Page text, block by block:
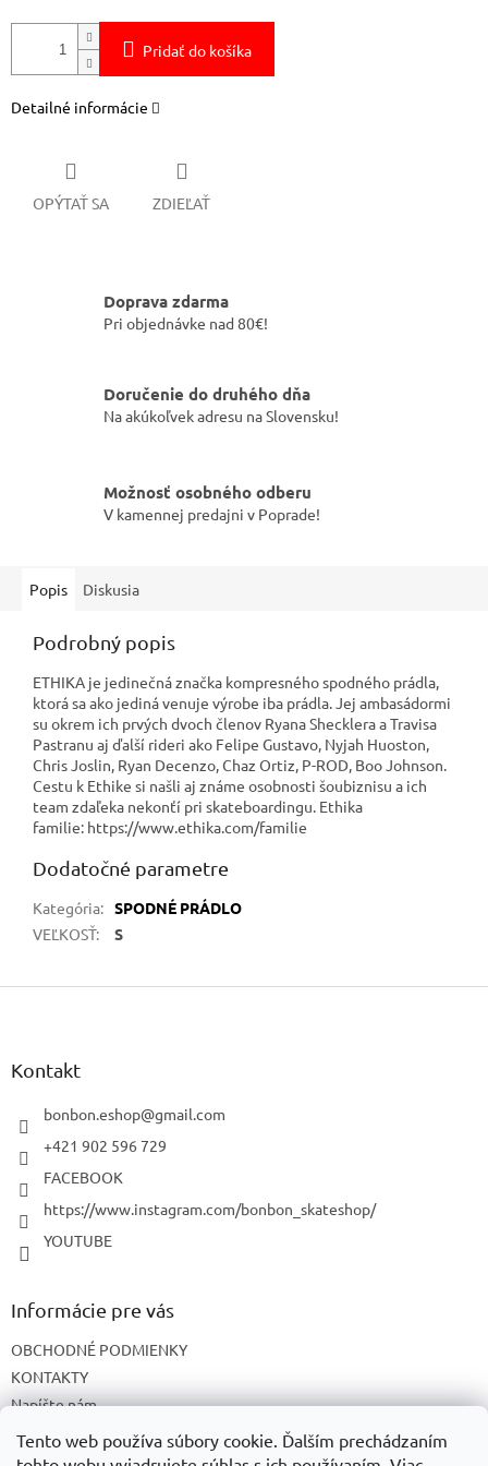
Tento web používa súbory cookie. Ďalším prechádzaním
Pridať do košíka
Detailné informácie
OPÝTAŤ SA ZDIEĽAŤ
Doprava zdarma
Pri objednávke nad 80€!
Doručenie do druhého dňa
Na akúkoľvek adresu na Slovensku!
Možnosť osobného odberu
V kamennej predajni v Poprade!
Popis Diskusia
Podrobný popis
ETHIKA je jedinečná značka kompresného spodného prádla,
ktorá sa ako jediná venuje výrobe iba prádla. Jej ambasádormi
su okrem ich prvých dvoch členov Ryana Shecklera a Travisa
Pastranu aj ďalší rideri ako Felipe Gustavo, Nyjah Huoston,
Chris Joslin, Ryan Decenzo, Chaz Ortiz, P-ROD, Boo Johnson.
Cestu k Ethike si našli aj známe osobnosti šoubiznisu a ich
team zdaľeka nekonťí pri skateboardingu. Ethika
familie: https://www.ethika.com/familie
Dodatočné parametre
Kategória: SPODNÉ PRÁDLO
VEĽKOSŤ: S
Z
Kontakt
bonbon.eshop@gmail.com
+421 902 596 729
FACEBOOK
https://www.instagram.com/bonbon_skateshop/
YOUTUBE
Informácie pre vás
OBCHODNÉ PODMIENKY
KONTAKTY
Napíšte nám